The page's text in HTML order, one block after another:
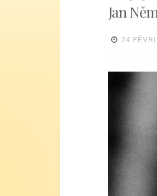
Jan
24
vidéo